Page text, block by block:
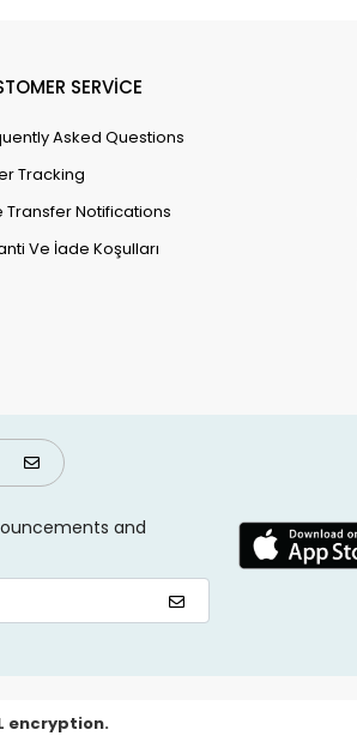
SERVİCE
Asked Questions
Tracking
Transfer Notifications
Ve İade Koşulları
and
encryption.